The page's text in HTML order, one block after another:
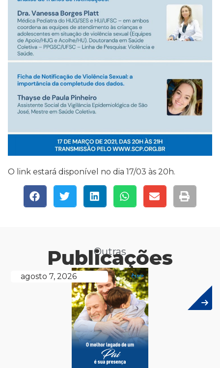
O link estará disponível no dia 17/03 às 20h.
Outras
Publicações
agosto 7, 2026